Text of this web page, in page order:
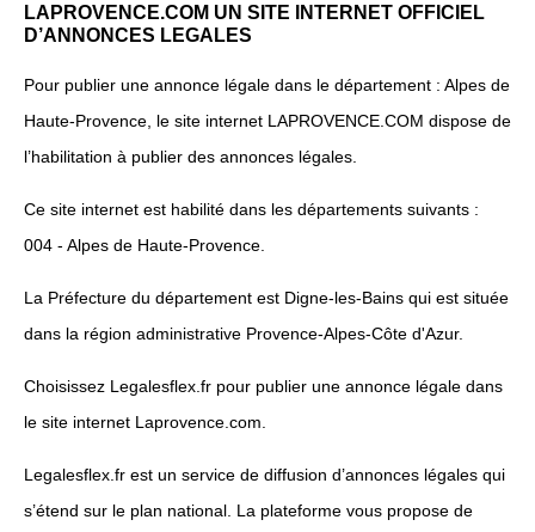
LAPROVENCE.COM UN SITE INTERNET OFFICIEL
D’ANNONCES LEGALES
Pour publier une annonce légale dans le département : Alpes de
Haute-Provence, le site internet LAPROVENCE.COM dispose de
l’habilitation à publier des annonces légales.
Ce site internet est habilité dans les départements suivants :
004 - Alpes de Haute-Provence.
La Préfecture du département est Digne-les-Bains qui est située
dans la région administrative Provence-Alpes-Côte d'Azur.
Choisissez Legalesflex.fr pour publier une annonce légale dans
le site internet Laprovence.com.
Legalesflex.fr est un service de diffusion d’annonces légales qui
s’étend sur le plan national. La plateforme vous propose de